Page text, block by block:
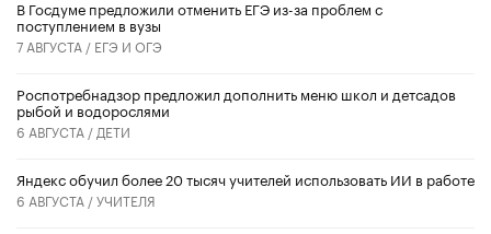
В Госдуме предложили отменить ЕГЭ из-за проблем с
поступлением в вузы
7 АВГУСТА / ЕГЭ И ОГЭ
Роспотребнадзор предложил дополнить меню школ и детсадов
рыбой и водорослями
6 АВГУСТА / ДЕТИ
​Яндекс обучил более 20 тысяч учителей использовать ИИ в работе
6 АВГУСТА /УЧИТЕЛЯ